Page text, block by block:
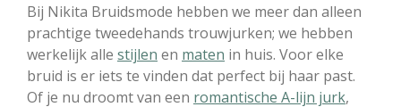
Bij Nikita Bruidsmode hebben we meer dan alleen
prachtige tweedehands trouwjurken; we hebben
werkelijk alle stijlen en maten in huis. Voor elke
bruid is er iets te vinden dat perfect bij haar past.
Of je nu droomt van een romantische A-lijn jurk,